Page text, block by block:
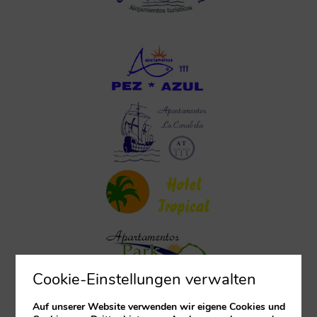
Cookie-Einstellungen verwalten
Auf unserer Website verwenden wir eigene Cookies und